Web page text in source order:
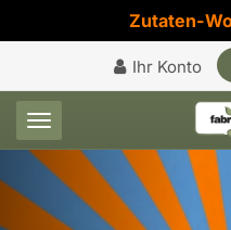
Zutaten-
Ihr Konto
Toggle navigation